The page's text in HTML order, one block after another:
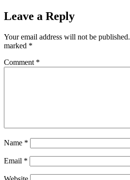
Leave a Reply
Your email address will not be published.
marked *
Comment *
Name *
Email *